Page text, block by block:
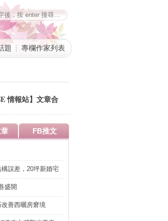
題 專欄作家列表
情報站】文章合
FB推文
誤差，20坪新婚宅
盛開
善西曬房窘境